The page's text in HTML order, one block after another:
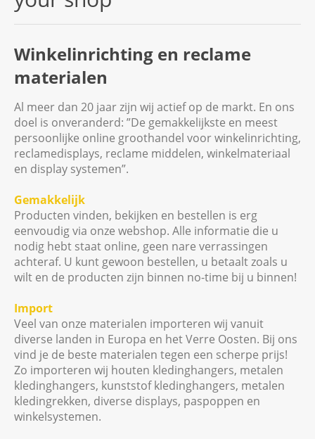
Winkelinrichting en reclame
materialen
Al meer dan 20 jaar zijn wij actief op de markt. En ons
doel is onveranderd: ”De gemakkelijkste en meest
persoonlijke online groothandel voor winkelinrichting,
reclamedisplays, reclame middelen, winkelmateriaal
en display systemen”.
Gemakkelijk
Producten vinden, bekijken en bestellen is erg
eenvoudig via onze webshop. Alle informatie die u
nodig hebt staat online, geen nare verrassingen
achteraf. U kunt gewoon bestellen, u betaalt zoals u
wilt en de producten zijn binnen no-time bij u binnen!
Import
Veel van onze materialen importeren wij vanuit
diverse landen in Europa en het Verre Oosten. Bij ons
vind je de beste materialen tegen een scherpe prijs!
Zo importeren wij houten kledinghangers, metalen
kledinghangers, kunststof kledinghangers, metalen
kledingrekken, diverse displays, paspoppen en
winkelsystemen.